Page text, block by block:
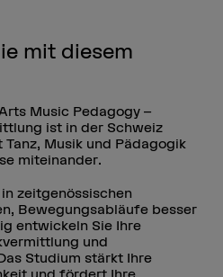
mit diesem
Music Pedagogy –
ist in der Schweiz
Musik und Pädagogik
miteinander.
zeitgenössischen
Bewegungsabläufe besser
entwickeln Sie Ihre
und
Studium stärkt Ihre
und fördert Ihre